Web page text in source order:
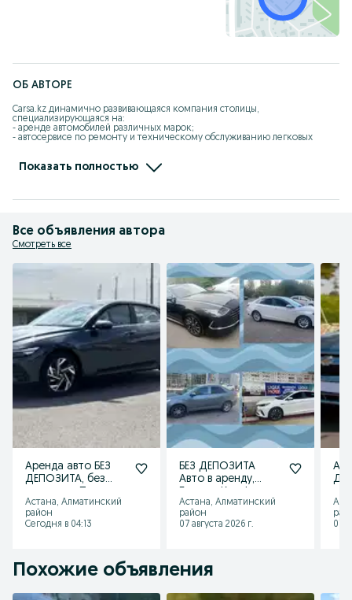
ОБ АВТОРЕ
Carsa.kz динамично развивающаяся компания столицы,
специализирующаяся на:
- аренде автомобилей различных марок;
- автосервисе по ремонту и техническому обслуживанию легковых
легковых автомобилей.
Показать полностью
Все объявления автора
Смотреть все
Аренда авто БЕЗ
ДЕПОЗИТА, без
автомобилей
Астана, Алматинский
район
Сегодня в 04:13
БЕЗ ДЕПОЗИТА
Авто в аренду,
Комфорт, Эконом
класса
Астана, Алматинский
район
07 августа 2026 г.
07
Похожие объявления